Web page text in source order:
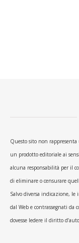
Questo sito non
un prodotto editoriale ai
alcuna responsabilità per il
di eliminare o censurare
Salvo diversa indicazione,
dal Web e contrassegnati
dovesse ledere il diritto